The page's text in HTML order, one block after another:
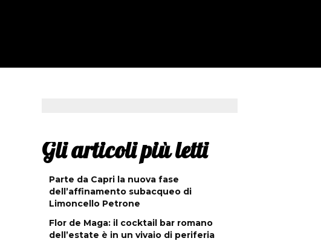
Gli articoli più letti
Parte da Capri la nuova fase
dell’affinamento subacqueo di
Limoncello Petrone
Flor de Maga: il cocktail bar romano
dell’estate è in un vivaio di periferia